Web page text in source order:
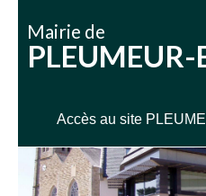
Mairie de
Accès au site
VIE